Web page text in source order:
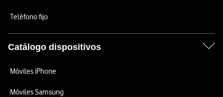
Teléfono fijo
Catálogo dispositivos
Móviles iPhone
Móviles Samsung